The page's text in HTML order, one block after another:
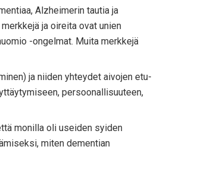
Alzheimerin tautia ja
ja oireita ovat unien
-ongelmat. Muita merkkejä
ja niiden yhteydet aivojen etu-
persoonallisuuteen,
monilla oli useiden syiden
miten dementian